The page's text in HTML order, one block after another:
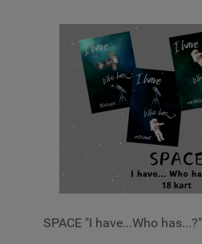
SPACE "I have...Who has...?"